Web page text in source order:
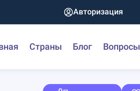
Авторизация
Страны Блог Вопросы